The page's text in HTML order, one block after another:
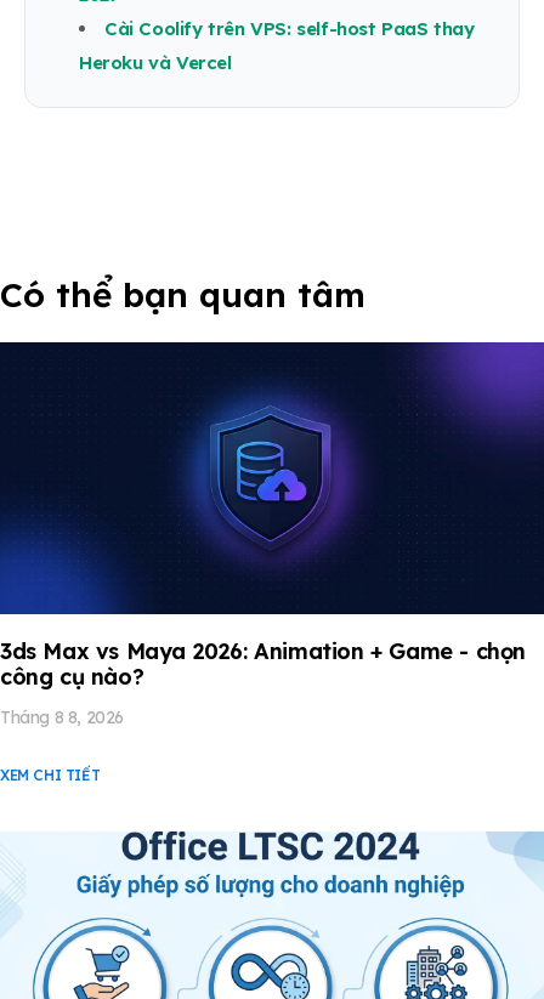
Cài Coolify trên VPS: self-host PaaS thay
Heroku và Vercel
Có thể bạn quan tâm
3ds Max vs Maya 2026: Animation + Game - chọn
công cụ nào?
Tháng 8 8, 2026
XEM CHI TIẾT